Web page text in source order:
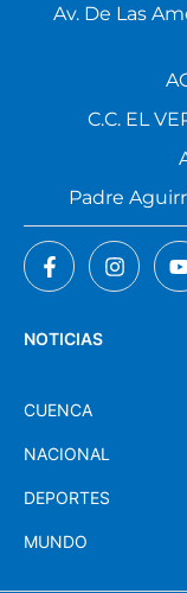
NOTICIAS
CUENCA
NACIONAL
DEPORTES
MUNDO
Av. De Las
C.C. EL
Padre